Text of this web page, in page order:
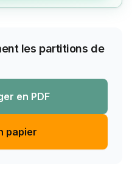
les partitions de
en PDF
papier